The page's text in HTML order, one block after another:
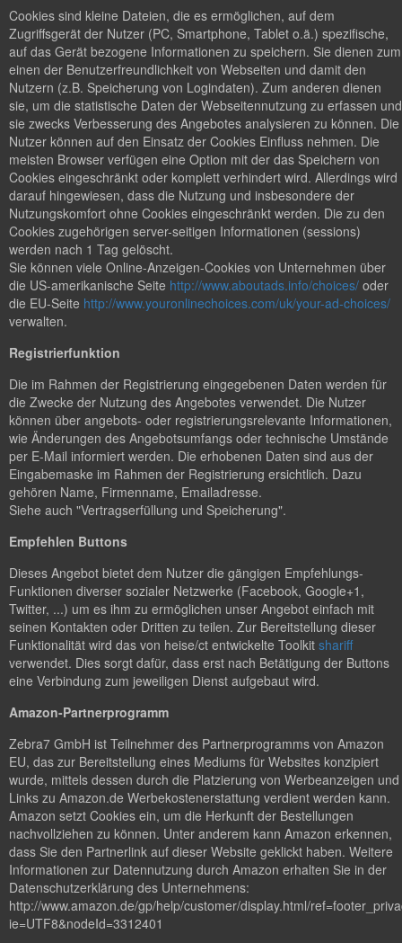
Cookies sind kleine Dateien, die es ermöglichen, auf dem
Zugriffsgerät der Nutzer (PC, Smartphone, Tablet o.ä.) spezifische,
auf das Gerät bezogene Informationen zu speichern. Sie dienen zum
einen der Benutzerfreundlichkeit von Webseiten und damit den
Nutzern (z.B. Speicherung von Logindaten). Zum anderen dienen
sie, um die statistische Daten der Webseitennutzung zu erfassen und
sie zwecks Verbesserung des Angebotes analysieren zu können. Die
Nutzer können auf den Einsatz der Cookies Einfluss nehmen. Die
meisten Browser verfügen eine Option mit der das Speichern von
Cookies eingeschränkt oder komplett verhindert wird. Allerdings wird
darauf hingewiesen, dass die Nutzung und insbesondere der
Nutzungskomfort ohne Cookies eingeschränkt werden. Die zu den
Cookies zugehörigen server-seitigen Informationen (sessions)
werden nach 1 Tag gelöscht.
Sie können viele Online-Anzeigen-Cookies von Unternehmen über
die US-amerikanische Seite http://www.aboutads.info/choices/ oder
die EU-Seite http://www.youronlinechoices.com/uk/your-ad-choices/
verwalten.
Registrierfunktion
Die im Rahmen der Registrierung eingegebenen Daten werden für
die Zwecke der Nutzung des Angebotes verwendet. Die Nutzer
können über angebots- oder registrierungsrelevante Informationen,
wie Änderungen des Angebotsumfangs oder technische Umstände
per E-Mail informiert werden. Die erhobenen Daten sind aus der
Eingabemaske im Rahmen der Registrierung ersichtlich. Dazu
gehören Name, Firmenname, Emailadresse.
Siehe auch "Vertragserfüllung und Speicherung".
Empfehlen Buttons
Dieses Angebot bietet dem Nutzer die gängigen Empfehlungs-
Funktionen diverser sozialer Netzwerke (Facebook, Google+1,
Twitter, ...) um es ihm zu ermöglichen unser Angebot einfach mit
seinen Kontakten oder Dritten zu teilen. Zur Bereitstellung dieser
Funktionalität wird das von heise/ct entwickelte Toolkit shariff
verwendet. Dies sorgt dafür, dass erst nach Betätigung der Buttons
eine Verbindung zum jeweiligen Dienst aufgebaut wird.
Amazon-Partnerprogramm
Zebra7 GmbH ist Teilnehmer des Partnerprogramms von Amazon
EU, das zur Bereitstellung eines Mediums für Websites konzipiert
wurde, mittels dessen durch die Platzierung von Werbeanzeigen und
Links zu Amazon.de Werbekostenerstattung verdient werden kann.
Amazon setzt Cookies ein, um die Herkunft der Bestellungen
nachvollziehen zu können. Unter anderem kann Amazon erkennen,
dass Sie den Partnerlink auf dieser Website geklickt haben. Weitere
Informationen zur Datennutzung durch Amazon erhalten Sie in der
Datenschutzerklärung des Unternehmens:
http://www.amazon.de/gp/help/customer/display.html/
ie=UTF8&nodeId=3312401